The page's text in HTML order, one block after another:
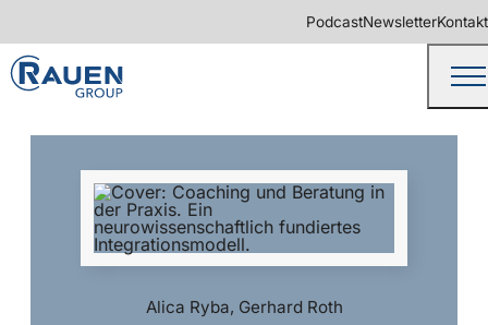
PodcastNewsletterKontakt
Alica Ryba, Gerhard Roth